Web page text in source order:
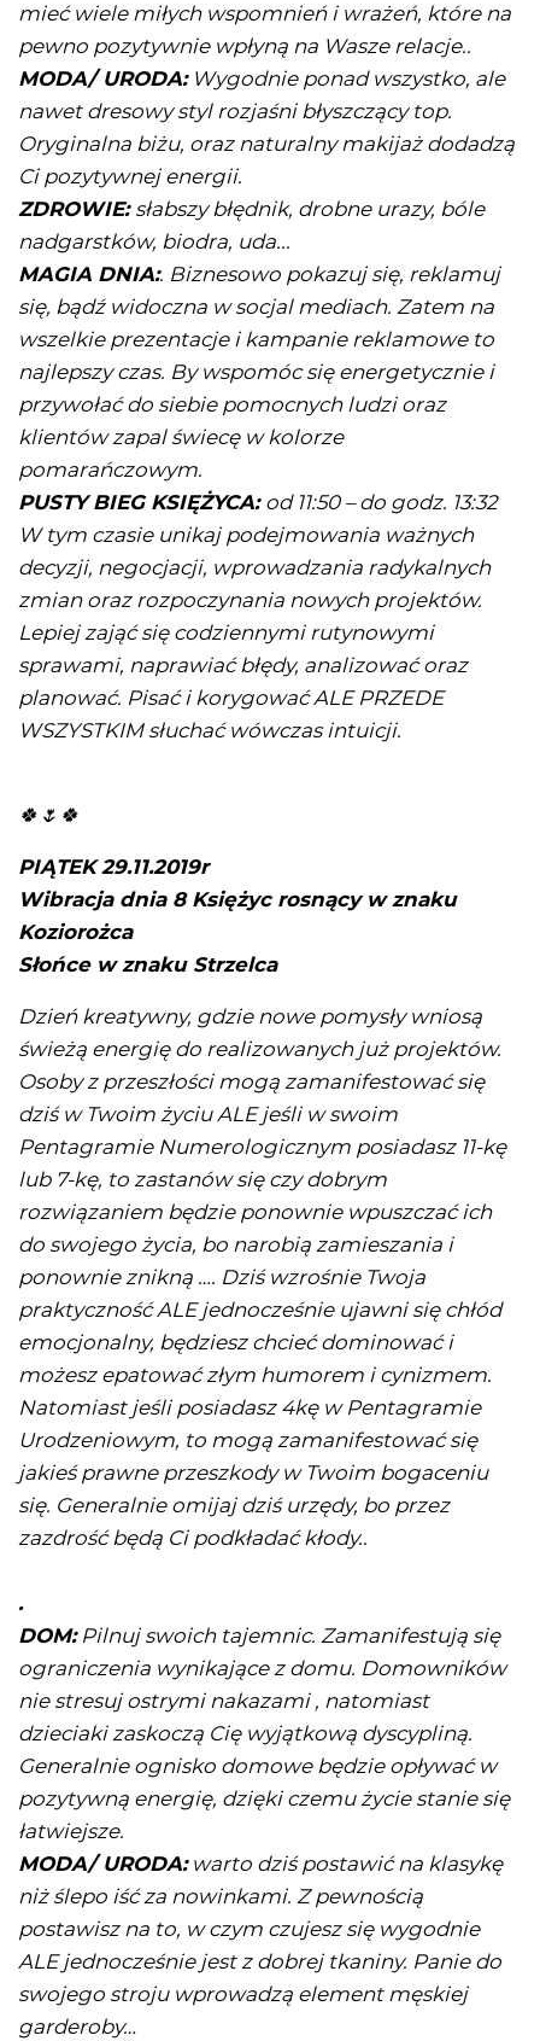
mieć wiele miłych wspomnień i wrażeń, które na
pewno pozytywnie wpłyną na Wasze relacje..
MODA/ URODA:Wygodnie ponad wszystko, ale
nawet dresowy styl rozjaśni błyszczący top.
Oryginalna biżu, oraz naturalny makijaż dodadzą
Ci pozytywnej energii.
ZDROWIE: słabszy błędnik, drobne urazy, bóle
nadgarstków, biodra, uda...
MAGIA DNIA:. Biznesowo pokazuj się, reklamuj
się, bądź widoczna w socjal mediach. Zatem na
wszelkie prezentacje i kampanie reklamowe to
najlepszy czas. By wspomóc się energetycznie i
przywołać do siebie pomocnych ludzi oraz
klientów zapal świecę w kolorze
pomarańczowym.
PUSTY BIEG KSIĘŻYCA: od 11:50 – do godz. 13:32
W tym czasie unikaj podejmowania ważnych
decyzji, negocjacji, wprowadzania radykalnych
zmian oraz rozpoczynania nowych projektów.
Lepiej zająć się codziennymi rutynowymi
sprawami, naprawiać błędy, analizować oraz
planować. Pisać i korygować ALE PRZEDE
WSZYSTKIM słuchać wówczas intuicji.
🍀🌷🍀
PIĄTEK 29.11.2019r
Wibracja dnia 8 Księżyc rosnący w znaku
Koziorożca
Słońce w znaku Strzelca
Dzień kreatywny, gdzie nowe pomysły wniosą
świeżą energię do realizowanych już projektów.
Osoby z przeszłości mogą zamanifestować się
dziś w Twoim życiu ALE jeśli w swoim
Pentagramie Numerologicznym posiadasz 11-kę
lub 7-kę, to zastanów się czy dobrym
rozwiązaniem będzie ponownie wpuszczać ich
do swojego życia, bo narobią zamieszania i
ponownie znikną …. Dziś wzrośnie Twoja
praktyczność ALE jednocześnie ujawni się chłód
emocjonalny, będziesz chcieć dominować i
możesz epatować złym humorem i cynizmem.
Natomiast jeśli posiadasz 4kę w Pentagramie
Urodzeniowym, to mogą zamanifestować się
jakieś prawne przeszkody w Twoim bogaceniu
się. Generalnie omijaj dziś urzędy, bo przez
zazdrość będą Ci podkładać kłody..
.
DOM:Pilnuj swoich tajemnic. Zamanifestują się
ograniczenia wynikające z domu. Domowników
nie stresuj ostrymi nakazami , natomiast
dzieciaki zaskoczą Cię wyjątkową dyscypliną.
Generalnie ognisko domowe będzie opływać w
pozytywną energię, dzięki czemu życie stanie się
łatwiejsze.
MODA/ URODA:warto dziś postawić na klasykę
niż ślepo iść za nowinkami. Z pewnością
postawisz na to, w czym czujesz się wygodnie
ALE jednocześnie jest z dobrej tkaniny. Panie do
swojego stroju wprowadzą element męskiej
garderoby…